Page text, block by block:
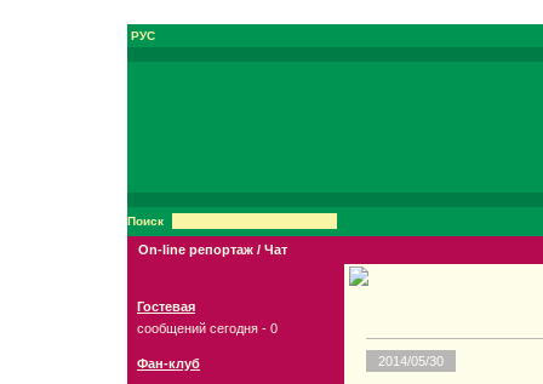
РУС
Поиск
On-line репортаж / Чат
Гостевая
сообщений сегодня - 0
Фан-клуб 2014/05/30